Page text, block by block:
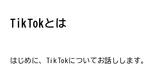
TikTokとは
はじめに、TikTokについてお話しします。